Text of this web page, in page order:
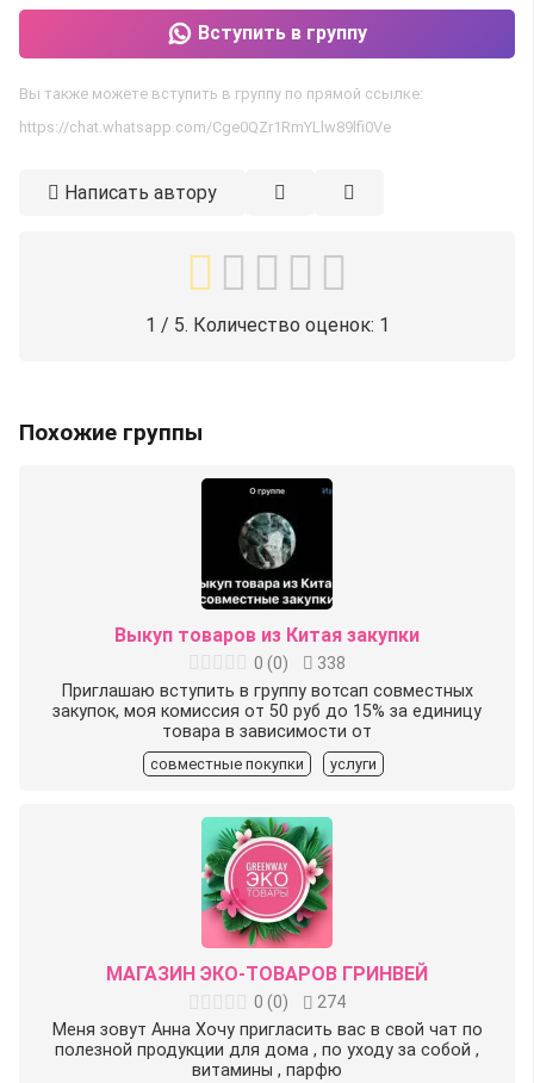
Вступить в группу
Вы также можете вступить в группу по прямой ссылке:
https://chat.whatsapp.com/Cge0QZr1RmYLlw89lfi0Ve
Написать автору
1 / 5. Количество оценок: 1
Похожие группы
Выкуп товаров из Китая закупки
0 (0)
338
Приглашаю вступить в группу вотсап совместных
закупок, моя комиссия от 50 руб до 15% за единицу
товара в зависимости от
совместные покупки услуги
МАГАЗИН ЭКО-ТОВАРОВ ГРИНВЕЙ
0 (0)
274
Меня зовут Анна Хочу пригласить вас в свой чат по
полезной продукции для дома , по уходу за собой ,
витамины , парфю